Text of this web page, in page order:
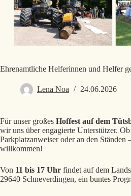
Ehrenamtliche Helferinnen und Helfer
Lena Noa 24.06.2026
Für unser großes Hoffest auf dem
wir uns über engagierte Unterstützer.
Parkplatzanweiser oder an den Ständen
willkommen!
Von 11 bis 17 Uhr findet auf dem
29640 Schneverdingen, ein buntes